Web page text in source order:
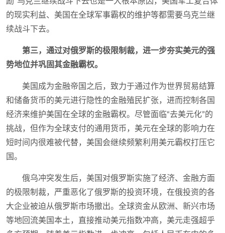
的现实利益、美国在全球军事霸权的维护等都需要乌克兰继
续战斗下去。
第三，通过对俄罗斯的极限制裁，进一步夯实美元的强
势地位并巩固其金融霸权。
美国成为金融帝国之后，致力于通过作为世界贸易结算
和储备货币的美元进行隐性的金融殖民扩张，进而控制各国
经济来维护美国在全球的金融霸权。尽管面临“去美元化”的
挑战，但作为全球支付的通用货币，美元在全球的影响力在
短时间内很难被代替，美国会继续频繁利用美元霸权打压它
国。
俄乌冲突发生后，美国对俄罗斯实施了经济、金融方面
的极限制裁，严重恶化了俄罗斯的投资环境，在俄投资的各
大企业被迫从俄罗斯市场撤出。全球资金从欧洲、新兴市场
等地回流美国本土，直接推动美元指数冲高，美元走强超乎